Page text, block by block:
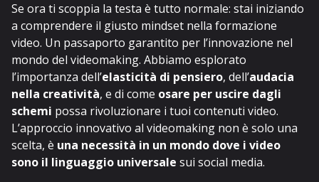
Se ora ti scoppia la testa è tutto normale: stai iniziando
a comprendere il giusto mindset nella formazione
video. Un passaporto garantito per l’innovazione nel
mondo del videomaking. Abbiamo esplorato
l’importanza dell’elasticità di pensiero, dell’audacia
nella creatività, e di come osare per uscire dagli
schemi possa rivoluzionare i tuoi contenuti video.
L’approccio innovativo al videomaking non è solo una
scelta, è una necessità in un mondo dove i video
sono il linguaggio universale sui social media.